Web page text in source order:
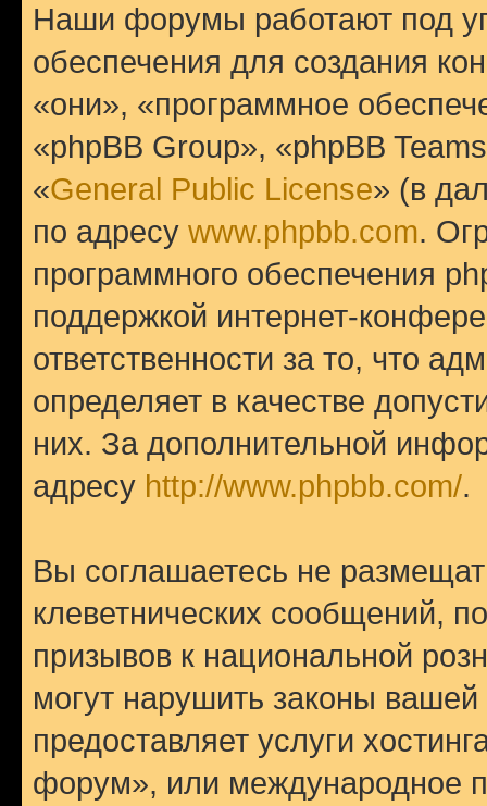
Наши форумы работают под
обеспечения для создания
«они», «программное
«phpBB Group», «phpBB
«General Public License» (в
по адресу www.phpbb.com.
программного обеспечения
поддержкой интернет-
ответственности за то, что
определяет в качестве
них. За дополнительной
адресу http://www.phpbb.com/.
Вы соглашаетесь не
клеветнических сообщений,
призывов к национальной
могут нарушить законы
предоставляет услуги
форум», или международное